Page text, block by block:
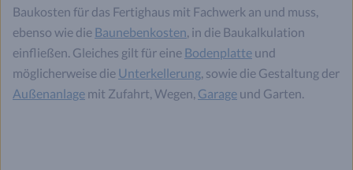
Baukosten für das Fertighaus mit Fachwerk an und muss,
ebenso wie die Baunebenkosten, in die Baukalkulation
einfließen. Gleiches gilt für eine Bodenplatte und
möglicherweise die Unterkellerung, sowie die Gestaltung der
Außenanlage mit Zufahrt, Wegen, Garage und Garten.